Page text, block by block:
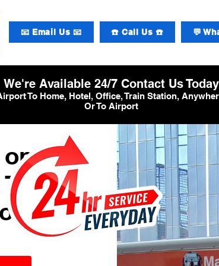
📧 Email Us 📧 ☎️ Call Us ☎️ 💬
We're Available 24/7 Contact Us Today
To Home, Hotel, Office, Train Station,
Or To Airport